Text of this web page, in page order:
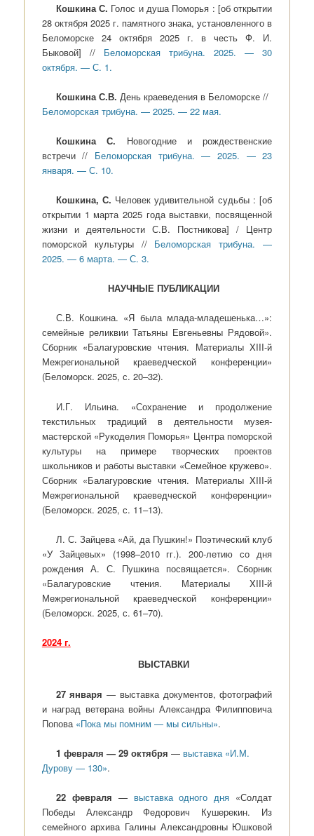
Кошкина С. Голос и душа Поморья : [об открытии
28 октября 2025 г. памятного знака, установленного в
Беломорске 24 октября 2025 г. в честь Ф. И.
Быковой] //Беломорская трибуна. 2025. — 30
октября. — С. 1.
Кошкина С.В. День краеведения в Беломорске //
Беломорская трибуна. — 2025. — 22 мая.
Кошкина С. Новогодние и рождественские
встречи // Беломорская трибуна. — 2025. — 23
января. — С. 10.
Кошкина, С. Человек удивительной судьбы : [об
открытии 1 марта 2025 года выставки, посвященной
жизни и деятельности С.В. Постникова] / Центр
поморской культуры // Беломорская трибуна. —
2025. — 6 марта. — С. 3.
НАУЧНЫЕ ПУБЛИКАЦИИ
С.В. Кошкина. «Я была млада-младешенька…»:
семейные реликвии Татьяны Евгеньевны Рядовой».
Сборник «Балагуровские чтения. Материалы XIII-й
Межрегиональной краеведческой конференции»
(Беломорск. 2025, с. 20–32).
И.Г. Ильина. «Сохранение и продолжение
текстильных традиций в деятельности музея-
мастерской «Рукоделия Поморья» Центра поморской
культуры на примере творческих проектов
школьников и работы выставки «Семейное кружево».
Сборник «Балагуровские чтения. Материалы XIII-й
Межрегиональной краеведческой конференции»
(Беломорск. 2025, с. 11–13).
Л. С. Зайцева «Ай, да Пушкин!» Поэтический клуб
«У Зайцевых» (1998–2010 гг.). 200-летию со дня
рождения А. С. Пушкина посвящается». Сборник
«Балагуровские чтения. Материалы XIII-й
Межрегиональной краеведческой конференции»
(Беломорск. 2025, с. 61–70).
2024 г.
ВЫСТАВКИ
27 января — выставка документов, фотографий
и наград ветерана войны Александра Филипповича
Попова «Пока мы помним — мы сильны».
1 февраля — 29 октября — выставка «И.М.
Дурову — 130».
22 февраля — выставка одного дня «Солдат
Победы Александр Федорович Кушерекин. Из
семейного архива Галины Александровны Юшковой